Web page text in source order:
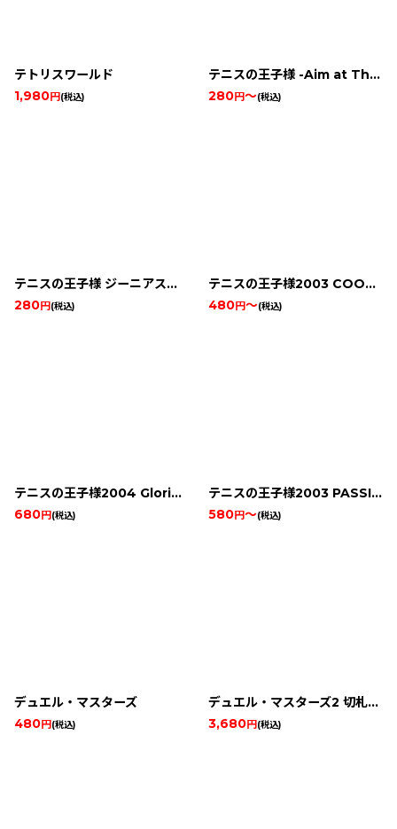
テトリスワールド
1,980円 (税込)
テニスの王子様 -Aim at The Victory!-
280円～(税込)
テニスの王子様 ジーニアス・ボーイズ・アカデミー
280円 (税込)
テニスの王子様2003 COOL BLUE
480円～(税込)
テニスの王子様2004 Glorious Gold
680円 (税込)
テニスの王子様2003 PASSION RED
580円～(税込)
デュエル・マスターズ
480円 (税込)
デュエル・マスターズ2 切札勝舞Ver.
3,680円 (税込)